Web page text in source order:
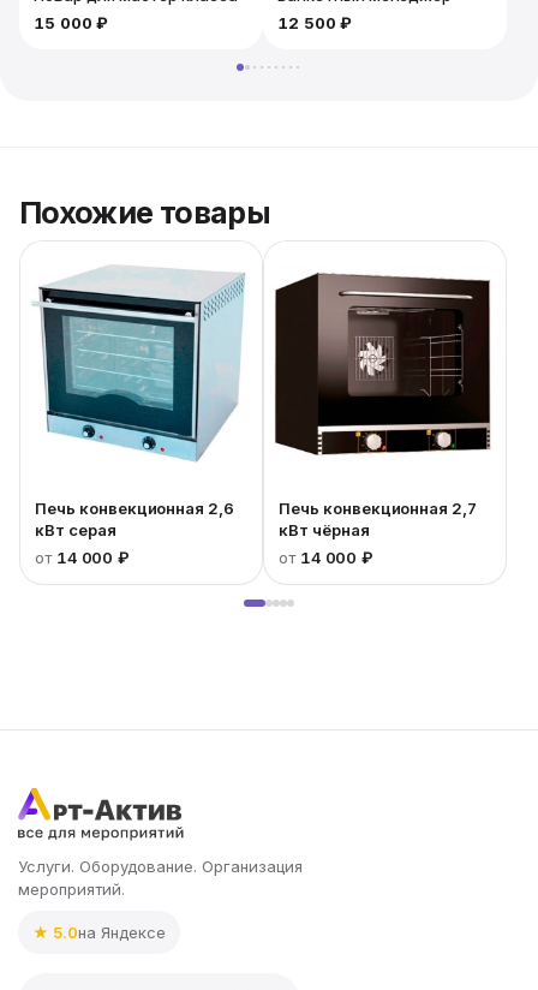
15 000 ₽
12 500 ₽
Похожие товары
Печь конвекционная 2,6
кВт серая
от 14 000 ₽
Печь конвекционная 2,7
кВт чёрная
от 14 000 ₽
Услуги. Оборудование. Организация
мероприятий.
★ 5.0на Яндексе